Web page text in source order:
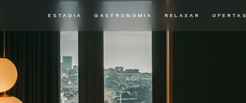
ESTADIA GASTRONOMIA RELAXAR OFERTAS